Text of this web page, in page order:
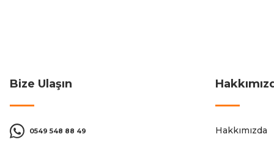
Bize Ulaşın
0549 548 88 49 Hakkımızda